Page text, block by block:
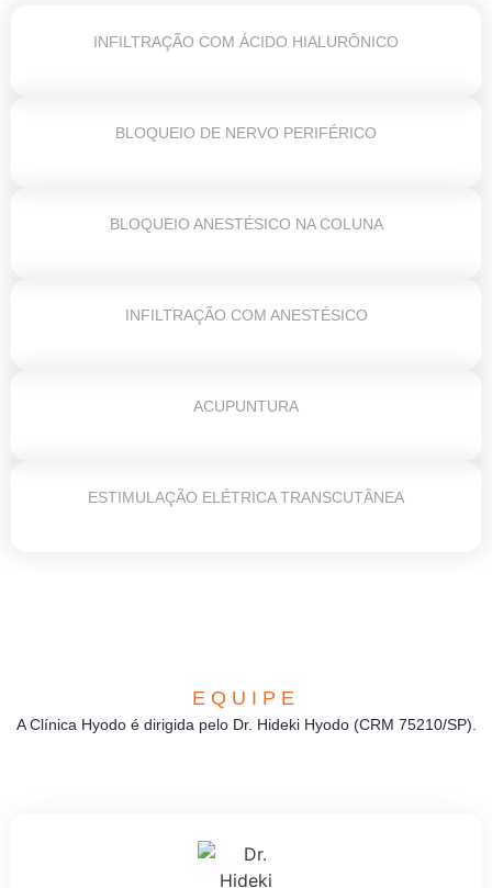
INFILTRAÇÃO COM ÁCIDO HIALURÔNICO
BLOQUEIO DE NERVO PERIFÉRICO
BLOQUEIO ANESTÉSICO NA COLUNA
INFILTRAÇÃO COM ANESTÉSICO
ACUPUNTURA
ESTIMULAÇÃO ELÉTRICA TRANSCUTÂNEA
EQUIPE
A Clínica Hyodo é dirigida pelo Dr. Hideki Hyodo (CRM 75210/SP).